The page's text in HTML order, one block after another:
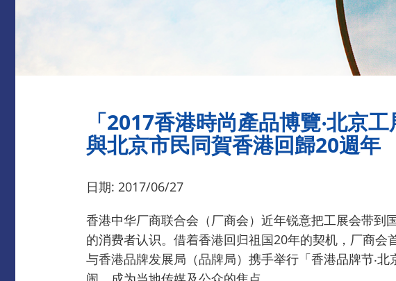
「2017香港時尚產品博覽‧北京
與北京市民同賀香港回歸20週年
日期: 2017/06/27
香港中华厂商联合会（厂商会）近年锐意把工展会带
的消费者认识。 借着香港回归祖国20年的契机，厂商会
与香港品牌发展局（品牌局）携手举行「香港品牌节‧